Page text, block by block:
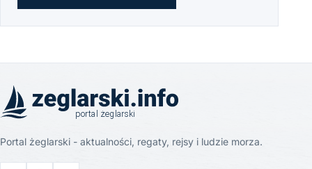
Portal żeglarski - aktualności, regaty, rejsy i ludzie morza.